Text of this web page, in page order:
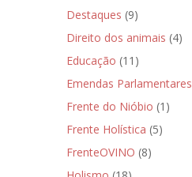
Destaques (9)
Direito dos animais (4)
Educação (11)
Emendas Parlamentares
Frente do Nióbio (1)
Frente Holística (5)
FrenteOVINO (8)